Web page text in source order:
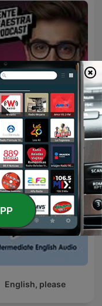
Maestra Podcast
English, please